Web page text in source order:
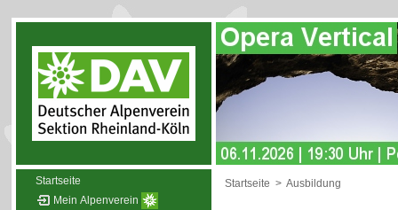
Startseite
Mein Alpenverein
Startseite > Ausbildung